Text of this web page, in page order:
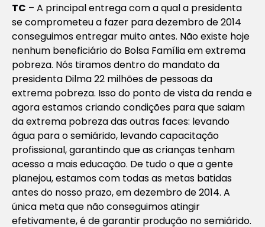
TC – A principal entrega com a qual a presidenta
se comprometeu a fazer para dezembro de 2014
conseguimos entregar muito antes. Não existe hoje
nenhum beneficiário do Bolsa Família em extrema
pobreza. Nós tiramos dentro do mandato da
presidenta Dilma 22 milhões de pessoas da
extrema pobreza. Isso do ponto de vista da renda e
agora estamos criando condições para que saiam
da extrema pobreza das outras faces: levando
água para o semiárido, levando capacitação
profissional, garantindo que as crianças tenham
acesso a mais educação. De tudo o que a gente
planejou, estamos com todas as metas batidas
antes do nosso prazo, em dezembro de 2014. A
única meta que não conseguimos atingir
efetivamente, é de garantir produção no semiárido.